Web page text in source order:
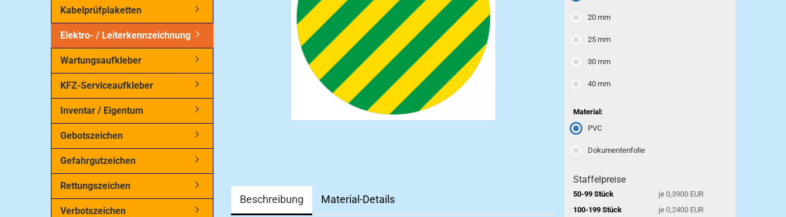
20 mm
25 mm
30 mm
40 mm
Material:
PVC
Dokumentenfolie
Staffelpreise
50-99 Stück
je 0,3900 EUR
100-199 Stück
je 0,2400 EUR
Beschreibung Material-Details
Kabelprüfplaketten
Elektro- / Leiterkennzeichnung
Wartungsaufkleber
KFZ-Serviceaufkleber
Inventar / Eigentum
Gebotszeichen
Gefahrgutzeichen
Rettungszeichen
Verbotszeichen